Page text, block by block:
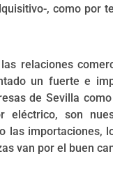
, como por
relaciones
un fuerte e
de Sevilla
eléctrico, son
las importaciones,
van por el buen